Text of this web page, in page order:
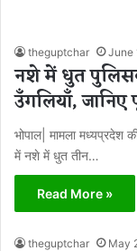
theguptchar June
नशे में धुत
उँगलियाँ, जानिए
भोपाल| मामला मध्यप्रदेश की
में नशे में धुत तीन…
Read More »
theguptchar May